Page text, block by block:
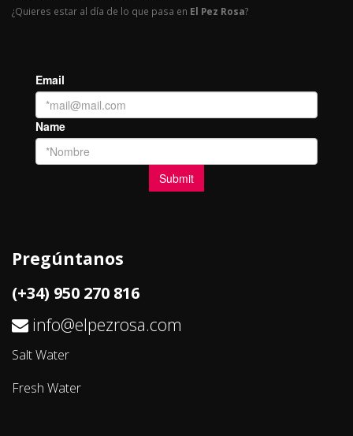
¿Quieres estar al día de lo que pasa en El Pez Rosa?
Pregúntanos
(+34) 950 270 816
info@elpezrosa.com
Salt Water
Fresh Water